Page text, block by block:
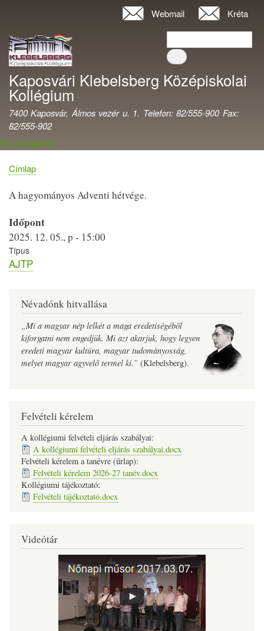
Ugrás
a
fiók
menüje
Webmail Kréta
Keresés
Kaposvári Klebelsberg Középiskolai
Kollégium
7400 Kaposvár, Álmos vezér u. 1. Telefon: 82/555-900 Fax:
82/555-902
Fő navigáció
Morzsa
Címlap
A hagyományos Adventi hétvége.
Időpont
2025. 12. 05., p - 15:00
Típus
AJTP
Névadónk hitvallása
„Mi a magyar nép lelkét a maga eredetiségébõl
kiforgatni nem engedjük. Mi azt akarjuk, hogy legyen
eredeti magyar kultúra, magyar tudományosság,
melyet magyar agyvelõ termel ki.” (Klebelsberg).
Felvételi kérelem
A kollégiumi felvételi eljárás szabályai:
A kollégiumi felvételi eljárás szabályai.docx
Felvételi kérelem a tanévre (űrlap):
Felvételi kérelem 2026-27 tanév.docx
Kollégiumi tájékoztató:
Felvételi tájékoztató.docx
Videótár